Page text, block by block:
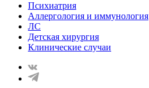
Психиатрия
Аллергология и иммунология
ЛС
Детская хирургия
Клинические случаи